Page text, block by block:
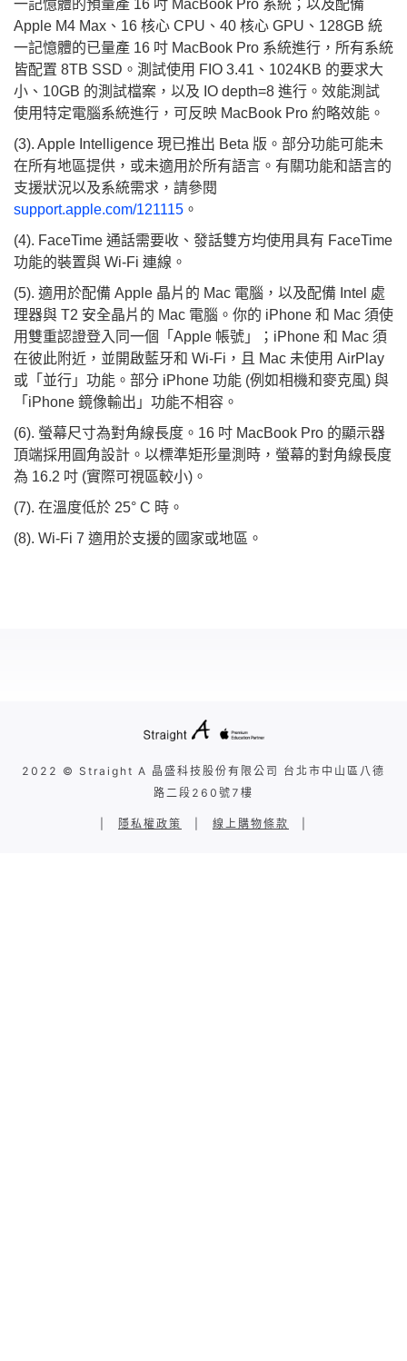
一記憶體的預量產 16 吋 MacBook Pro 系統；以及配備
Apple M4 Max、16 核心 CPU、40 核心 GPU、128GB 統
一記憶體的已量產 16 吋 MacBook Pro 系統進行，所有系統
皆配置 8TB SSD。測試使用 FIO 3.41、1024KB 的要求大
小、10GB 的測試檔案，以及 IO depth=8 進行。效能測試
使用特定電腦系統進行，可反映 MacBook Pro 約略效能。
(3). Apple Intelligence 現已推出 Beta 版。部分功能可能未
在所有地區提供，或未適用於所有語言。有關功能和語言的
支援狀況以及系統需求，請參閱
support.apple.com/121115 。
(4). FaceTime 通話需要收、發話雙方均使用具有 FaceTime
功能的裝置與 Wi-Fi 連線。
(5). 適用於配備 Apple 晶片的 Mac 電腦，以及配備 Intel 處
理器與 T2 安全晶片的 Mac 電腦。你的 iPhone 和 Mac 須使
用雙重認證登入同一個「Apple 帳號」；iPhone 和 Mac 須
在彼此附近，並開啟藍牙和 Wi-Fi，且 Mac 未使用 AirPlay
或「並行」功能。部分 iPhone 功能 (例如相機和麥克風) 與
「iPhone 鏡像輸出」功能不相容。
(6). 螢幕尺寸為對角線長度。16 吋 MacBook Pro 的顯示器
頂端採用圓角設計。以標準矩形量測時，螢幕的對角線長度
為 16.2 吋 (實際可視區較小)。
(7). 在溫度低於 25° C 時。
(8). Wi-Fi 7 適用於支援的國家或地區。
2022 © Straight A 晶盛科技股份有限公司 台北市中山區八德
路二段260號7樓
隱私權政策 線上購物條款